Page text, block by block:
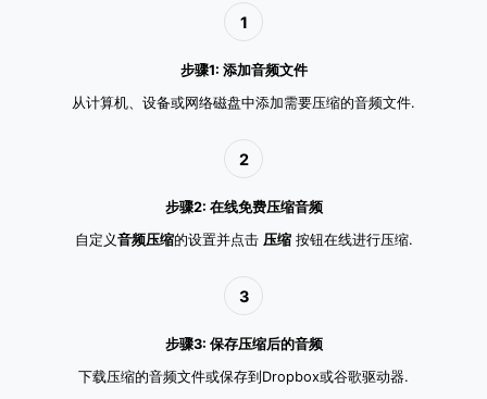
1
步骤1: 添加音频文件
从计算机、设备或网络磁盘中添加需要压缩的音频文件.
2
步骤2: 在线免费压缩音频
自定义音频压缩的设置并点击 压缩按钮在线进行压缩.
3
步骤3: 保存压缩后的音频
下载压缩的音频文件或保存到Dropbox或谷歌驱动器.